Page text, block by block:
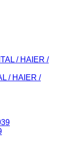
/ HAIER /